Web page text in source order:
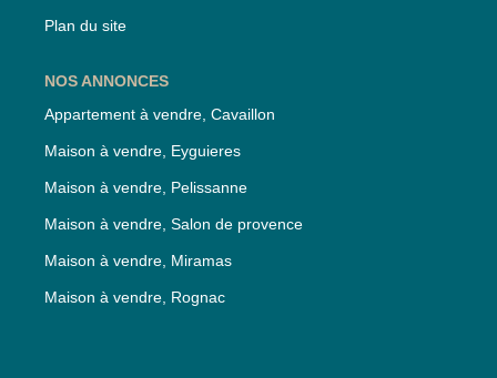
Plan du site
NOS ANNONCES
Appartement à vendre, Cavaillon
Maison à vendre, Eyguieres
Maison à vendre, Pelissanne
Maison à vendre, Salon de provence
Maison à vendre, Miramas
Maison à vendre, Rognac